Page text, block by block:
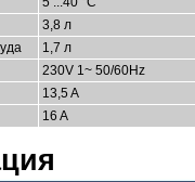
3,8 л
1,7 л
230V 1~ 50/60Hz
13,5 A
16 A